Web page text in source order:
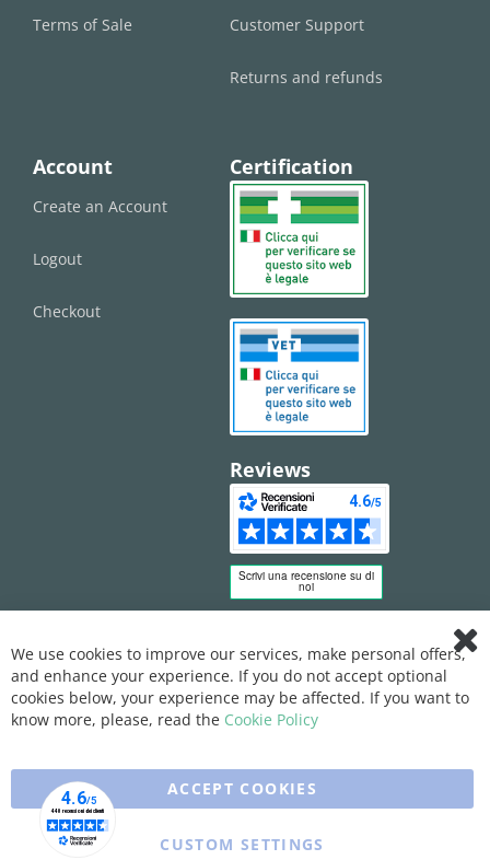
Terms of Sale Customer Support
Returns and refunds
Account
Create an Account
Logout
Checkout
Certification
Reviews
Bar
We use cookies to improve our services, make personal offers,
and enhance your experience. If you do not accept optional
cookies below, your experience may be affected. If you want to
know more, please, read the Cookie Policy
ACCEPT COOKIES
CUSTOM SETTINGS